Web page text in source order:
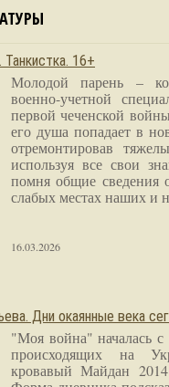
16+
Молодой парень –
военно-учетной
первой чеченской
его душа попадает в
отремонтировав
используя все свои
помня общие сведения
слабых местах наших и
16.03.2026
Дни окаянные века
"Моя война" началась
происходящих на
кровавый Майдан